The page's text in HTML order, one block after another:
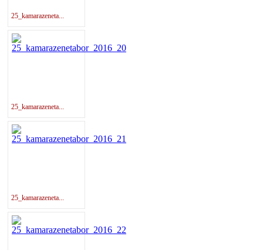
25_kamarazeneta...
25_kamarazeneta...
25_kamarazeneta...